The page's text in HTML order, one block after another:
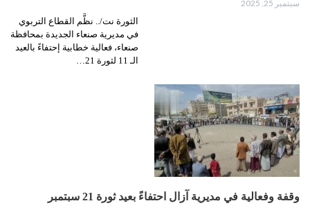
سبتمبر 25, 2025
الثورة نت/.. نظَّم القطاع التربوي
في مديرية صنعاء الجديدة بمحافظة
صنعاء، فعالية خطابية إحتفاءً بالعيد
الـ 11 لثورة 21…
وقفة وفعالية في مديرية آزال احتفاءً بعيد ثورة 21 سبتمبر